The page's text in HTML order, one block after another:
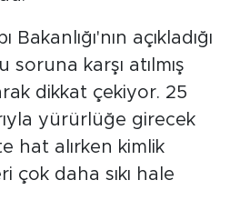
açıkladığı
karşı atılmış
dikkat çekiyor. 25
yürürlüğe girecek
hat alırken kimlik
çok daha sıkı hale